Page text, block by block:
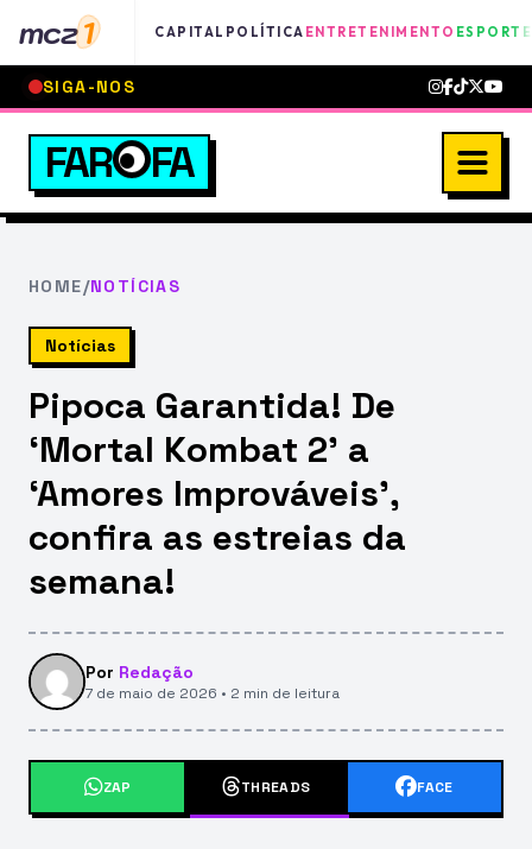
mcz1 CAPITAL POLÍTICA ENTRETENIMENTO
SIGA-NOS
FAR FA
HOME/NOTÍCIAS
Notícias
Pipoca Garantida! De
‘Mortal Kombat 2’ a
‘Amores Improváveis’,
confira as estreias da
semana!
Por Redação
7 de maio de 2026 • 2 min de leitura
ZAP THREADS FACE